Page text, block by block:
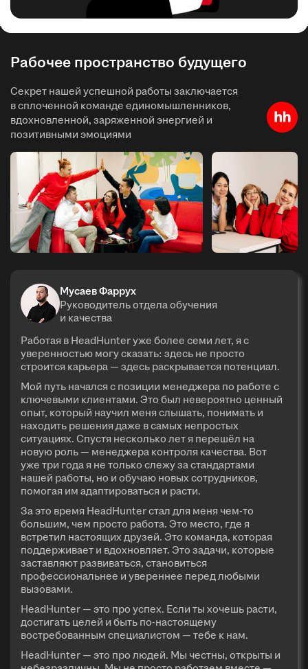
Рабочее пространство будущего
Секрет нашей успешной работы заключается
в сплоченной команде единомышленников,
вдохновленной, заряженной энергией и
позитивными эмоциями
Мусаев Фаррух
Руководитель отдела обучения
и качества
Работая в HeadHunter уже более семи лет, я с
уверенностью могу сказать: здесь не просто
строится карьера — здесь раскрывается потенциал.
Мой путь начался с позиции менеджера по работе с
ключевыми клиентами. Это был невероятно ценный
опыт, который научил меня слышать, понимать и
находить решения даже в самых непростых
ситуациях. Спустя несколько лет я перешёл на
новую роль — менеджера контроля качества. Вот
уже три года я не только слежу за стандартами
нашей работы, но и обучаю новых сотрудников,
помогая им адаптироваться и расти.
За это время HeadHunter стал для меня чем-то
большим, чем просто работа. Это место, где я
встретил настоящих друзей. Это команда, которая
поддерживает и вдохновляет. Это задачи, которые
заставляют развиваться, становиться
профессиональнее и увереннее перед любыми
вызовами.
HeadHunter — это про успех. Если ты хочешь расти,
достигать целей и быть по-настоящему
востребованным специалистом — тебе к нам.
HeadHunter — это про людей. Мы честны, открыты и